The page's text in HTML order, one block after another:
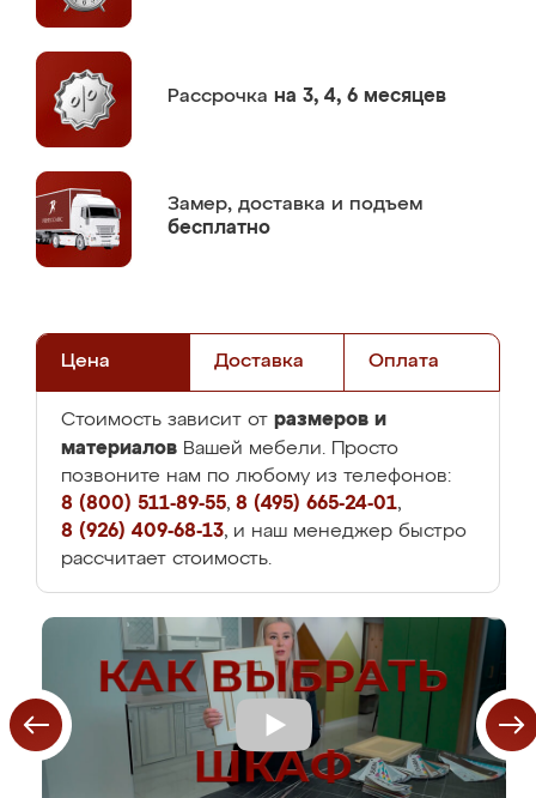
Рассрочка на 3, 4, 6 месяцев
Замер, доставка и подъем
бесплатно
Цена Доставка Оплата
Стоимость зависит от размеров и
материалов Вашей мебели. Просто
позвоните нам по любому из телефонов:
8 (800) 511-89-55, 8 (495) 665-24-01,
8 (926) 409-68-13, и наш менеджер быстро
рассчитает стоимость.